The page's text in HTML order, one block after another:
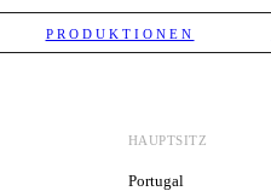
PRODUKTIONEN
HAUPTSITZ
Portugal